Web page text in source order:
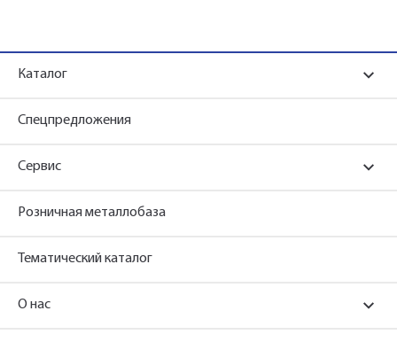
Каталог
Спецпредложения
Сервис
Розничная металлобаза
Тематический каталог
О нас